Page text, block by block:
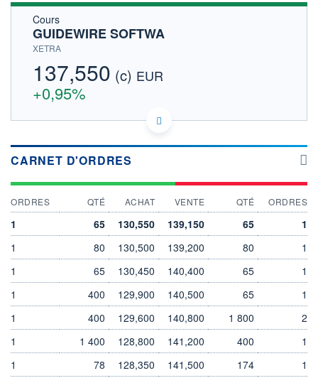
ACTIONNAIRES
Cours
GUIDEWIRE SOFTWA
XETRA
137,550 (c) EUR
+0,95%
US40171V1008 0GS
Cotation sur les autres places
0,000 136,250
+ BAS
0,000
CAPITAL ÉCHANGÉ
0,00%
VALORISATION
11 452 MEUR
DERNIER ÉCHANGE
05.08.26 / 17:35:43
LIMITE À LA LIMITE À LA
HAUSSE
0,000
-
PER ESTIMÉ
2026
CARNET D'ORDRES
ORDRES QTÉ ACHAT VENTE QTÉ ORDRES
1 65 130,550 139,150 65
1
1
80 130,500 139,200 80
1
1
65 130,450 140,400 65
1
1
400 129,900 140,500 65
1
1
400 129,600 140,800 1 800
2
1
1 400 128,800 141,200 400
1
1
78 128,350 141,500 174
1